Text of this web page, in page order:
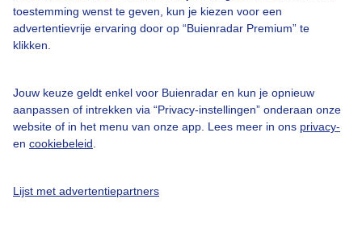
toestemming wenst te geven, kun je kiezen voor een
advertentievrije ervaring door op “Buienradar Premium” te
klikken.
Jouw keuze geldt enkel voor Buienradar en kun je opnieuw
aanpassen of intrekken via “Privacy-instellingen” onderaan onze
website of in het menu van onze app. Lees meer in ons privacy-
en cookiebeleid
Lijst met advertentiepartners
Gebruikersvoorwaarden
Privacy beleid
Cookie beleid
Gratis weerdata